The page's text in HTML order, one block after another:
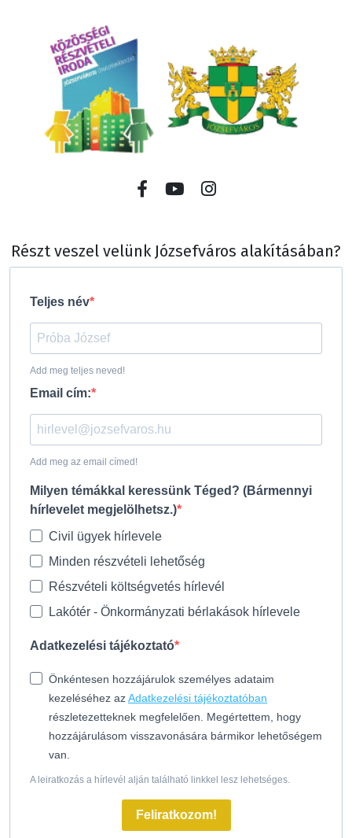
Részt veszel velünk Józsefváros alakításában?
Teljes név
Add meg teljes neved!
Email cím:
Add meg az email címed!
Milyen témákkal keressünk Téged? (Bármennyi
hírlevelet megjelölhetsz.)
Civil ügyek hírlevele
Minden részvételi lehetőség
Részvételi költségvetés hírlevél
Lakótér - Önkormányzati bérlakások hírlevele
Adatkezelési tájékoztató
Önkéntesen hozzájárulok személyes adataim
kezeléséhez azAdatkezelési tájékoztatóban
részletezetteknek megfelelően. Megértettem, hogy
hozzájárulásom visszavonására bármikor lehetőségem
van.
A leiratkozás a hírlevél alján található linkkel lesz lehetséges.
Feliratkozom!